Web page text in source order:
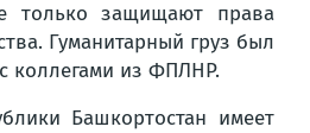
только защищают права
Гуманитарный груз был
коллегами из ФПЛНР.
Башкортостан имеет